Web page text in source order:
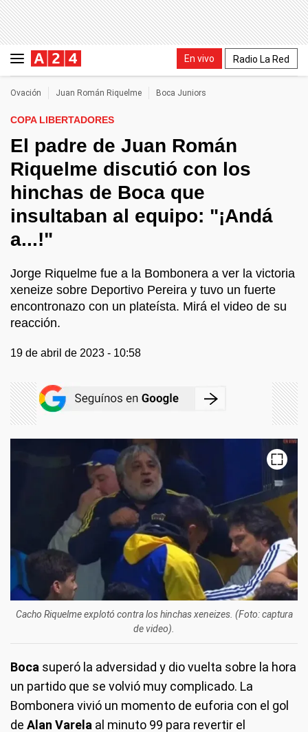
En vivo Radio La Red
Ovación Juan Román Riquelme Boca Juniors
COPA LIBERTADORES
El padre de Juan Román
Riquelme discutió con los
hinchas de Boca que
insultaban al equipo: "¡Andá
a...!"
Jorge Riquelme fue a la Bombonera a ver la victoria
xeneize sobre Deportivo Pereira y tuvo un fuerte
encontronazo con un plateísta. Mirá el video de su
reacción.
19 de abril de 2023 - 10:58
Cacho Riquelme explotó contra los hinchas xeneizes. (Foto: captura
de video).
Boca superó la adversidad y dio vuelta sobre la hora
un partido que se volvió muy complicado. La
Bombonera vivió un momento de euforia con el gol
de Alan Varela al minuto 99 para revertir el